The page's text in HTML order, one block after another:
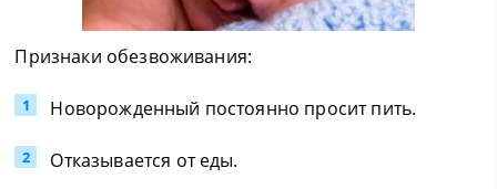
Признаки обезвоживания:
Новорожденный постоянно просит пить.
Отказывается от еды.